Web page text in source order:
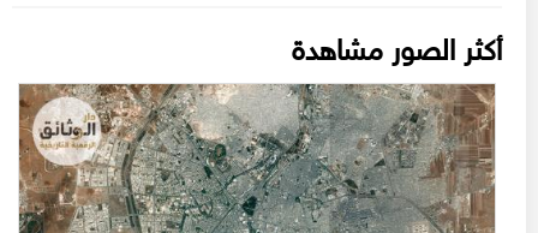
أكثر الصور مشاهدة